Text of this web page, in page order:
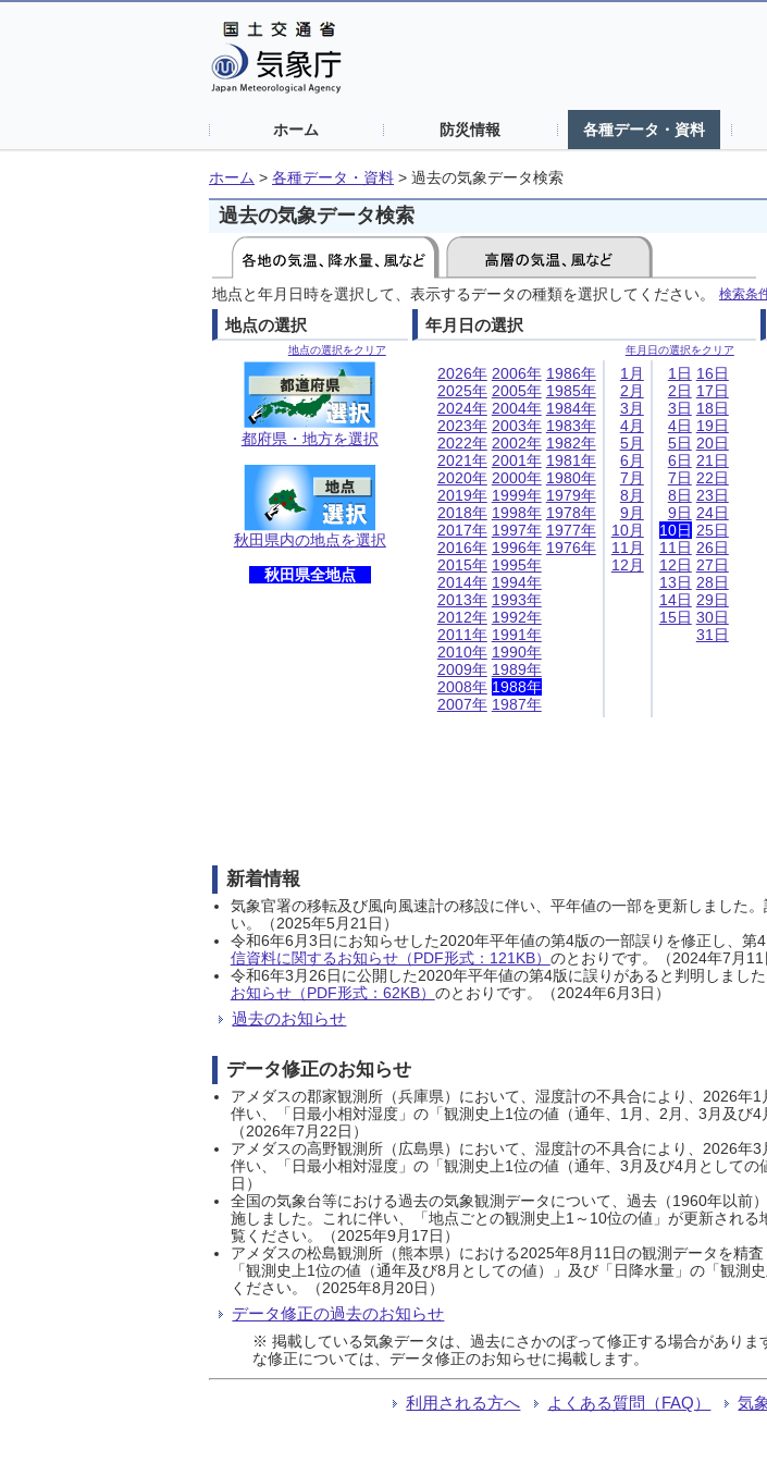
ホーム 防災情報 各種データ・資料
ホーム > 各種データ・資料 > 過去の気象データ検索
過去の気象データ検索
地点と年月日時を選択して、表示するデータの種類を選択してください。 検索条
地点の選択
地点の選択をクリア
都府県・地方を選択
秋田県内の地点を選択
秋田県全地点
年月日の選択
年月日の選択をクリア
2026年
2025年
2024年
2023年
2022年
2021年
2020年
2019年
2018年
2017年
2016年
2015年
2014年
2013年
2012年
2011年
2010年
2009年
2008年
2007年
2006年
2005年
2004年
2003年
2002年
2001年
2000年
1999年
1998年
1997年
1996年
1995年
1994年
1993年
1992年
1991年
1990年
1989年
1988年
1987年
1986年
1985年
1984年
1983年
1982年
1981年
1980年
1979年
1978年
1977年
1976年
1月
2月
3月
4月
5月
6月
7月
8月
9月
10月
11月
12月
1日
2日
3日
4日
5日
6日
7日
8日
9日
10日
11日
12日
13日
14日
15日
16日
17日
18日
19日
20日
21日
22日
23日
24日
25日
26日
27日
28日
29日
30日
31日
新着情報
気象官署の移転及び風向風速計の移設に伴い、平年値の一部を更新しました。
い。（2025年5月21日）
令和6年6月3日にお知らせした2020年平年値の第4版の一部誤りを修正し、
信資料に関するお知らせ（PDF形式：121KB） のとおりです。（2024年7月11
令和6年3月26日に公開した2020年平年値の第4版に誤りがあると判明しまし
お知らせ（PDF形式：62KB） のとおりです。（2024年6月3日）
過去のお知らせ
データ修正のお知らせ
アメダスの郡家観測所（兵庫県）において、湿度計の不具合により、2026
伴い、「日最小相対湿度」の「観測史上1位の値（通年、1月、2月、3月及び
（2026年7月22日）
アメダスの高野観測所（広島県）において、湿度計の不具合により、2026
伴い、「日最小相対湿度」の「観測史上1位の値（通年、3月及び4月として
日）
全国の気象台等における過去の気象観測データについて、過去（1960年以前
施しました。これに伴い、「地点ごとの観測史上1～10位の値」が更新される
覧ください。（2025年9月17日）
アメダスの松島観測所（熊本県）における2025年8月11日の観測データを精
「観測史上1位の値（通年及び8月としての値）」及び「日降水量」の「観
ください。（2025年8月20日）
データ修正の過去のお知らせ
※ 掲載している気象データは、過去にさかのぼって修正する場合があり
な修正については、データ修正のお知らせに掲載します。
利用される方へ よくある質問（FAQ） 気